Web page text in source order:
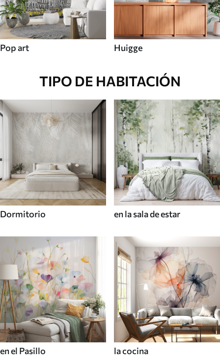
Pop art Huigge
TIPO DE HABITACIÓN
Dormitorio en la sala de estar
en el Pasillo la cocina